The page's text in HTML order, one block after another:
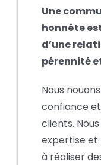
Une
honnête
d’une
pérennité
Nous
confiance
clients.
expertise et
à réaliser